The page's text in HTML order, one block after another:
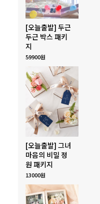
[오늘출발] 두근
두근 박스 패키
지
59900원
[오늘출발] 그녀
마음의 비밀 정
원 패키지
13000원